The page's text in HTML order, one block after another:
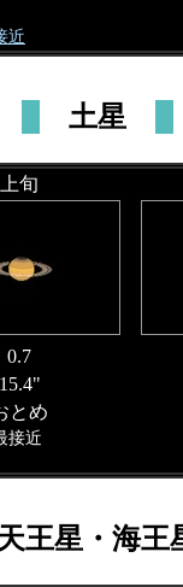
近
土星
上旬
0.7
15.4"
とめ
接近
王星・海王